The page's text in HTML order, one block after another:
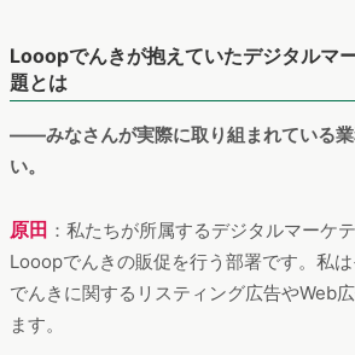
Looopでんきが抱えていたデジタルマ
題とは
――みなさんが実際に取り組まれている業
い。
原田 ：私たちが所属するデジタルマーケ
Looopでんきの販促を行う部署です。私
でんきに関するリスティング広告やWeb
ます。